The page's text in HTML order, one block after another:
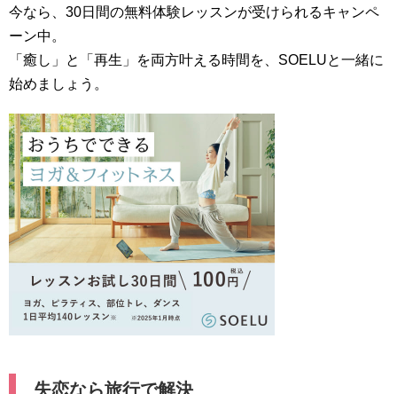
今なら、30日間の無料体験レッスンが受けられるキャンペ
ーン中。
「癒し」と「再生」を両方叶える時間を、SOELUと一緒に
始めましょう。
失恋なら旅行で解決